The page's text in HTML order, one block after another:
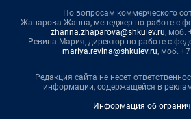
По вопросам коммерческого
Жапарова Жанна, менеджер по работе с
zhanna.zhaparova@shkulev.ru, моб.
Ревина Мария, директор по работе с
mariya.revina@shkulev.ru, моб.
Редакция сайта не несет
информации, содержащейся в
Информация об